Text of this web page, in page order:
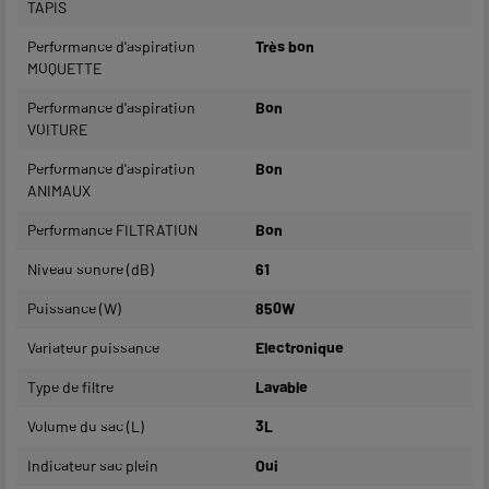
TAPIS
Performance d'aspiration
MOQUETTE
Très bon
Performance d'aspiration
VOITURE
Bon
Performance d'aspiration
ANIMAUX
Bon
Performance FILTRATION Bon
Niveau sonore (dB) 61
Puissance (W) 850W
Variateur puissance Electronique
Type de filtre Lavable
Volume du sac (L) 3L
Indicateur sac plein Oui